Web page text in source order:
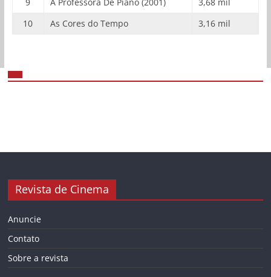
10
As Cores do Tempo 3,16 mil
Revista de Cinema
Anuncie
Contato
Sobre a revista